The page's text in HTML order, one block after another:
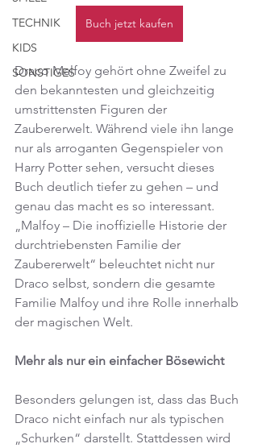
TECHNIK
KIDS
SONSTIGES
Buch jetzt kaufen
Draco Malfoy gehört ohne Zweifel zu
den bekanntesten und gleichzeitig
umstrittensten Figuren der
Zaubererwelt. Während viele ihn lange
nur als arroganten Gegenspieler von
Harry Potter sehen, versucht dieses
Buch deutlich tiefer zu gehen – und
genau das macht es so interessant.
„Malfoy – Die inoffizielle Historie der
durchtriebensten Familie der
Zaubererwelt“ beleuchtet nicht nur
Draco selbst, sondern die gesamte
Familie Malfoy und ihre Rolle innerhalb
der magischen Welt.
Mehr als nur ein einfacher Bösewicht
Besonders gelungen ist, dass das Buch
Draco nicht einfach nur als typischen
„Schurken“ darstellt. Stattdessen wird